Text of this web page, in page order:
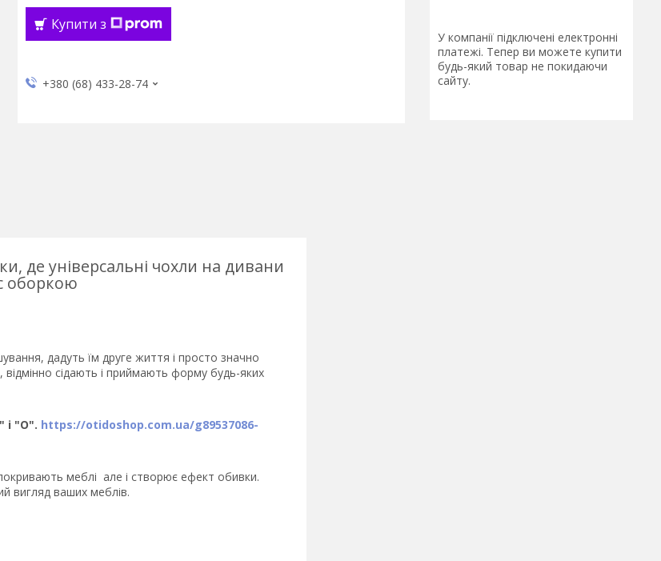
Купити з
+380 (68) 433-28-74
У компанії підключені електронні
платежі. Тепер ви можете купити
будь-який товар не покидаючи
сайту.
де універсальні чохли на дивани
оборкою
дадуть їм друге життя і просто значно
сідають і приймають форму будь-яких
і "О". https://otidoshop.com.ua/g89537086-
меблі але і створює ефект обивки.
вигляд ваших меблів.